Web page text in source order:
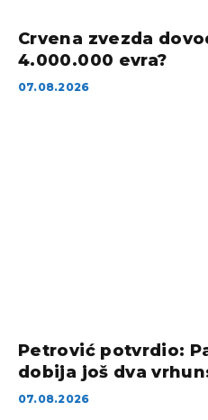
Crvena zvezda
4.000.000 evra?
07.08.2026
Petrović potvrdio:
dobija još dva
07.08.2026